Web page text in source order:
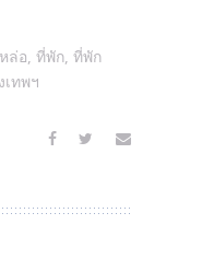
ล่อ, ที่พัก, ที่พัก
เทพฯ